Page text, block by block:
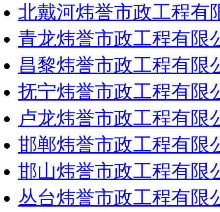
北戴河炜誉市政工程有
青龙炜誉市政工程有限
昌黎炜誉市政工程有限
抚宁炜誉市政工程有限
卢龙炜誉市政工程有限
邯郸炜誉市政工程有限
邯山炜誉市政工程有限
丛台炜誉市政工程有限